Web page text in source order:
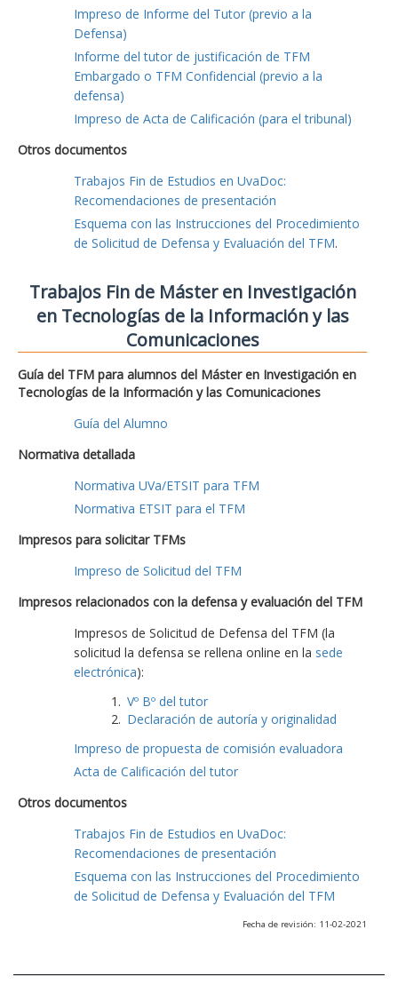
Impreso de Informe del Tutor (previo a la
Defensa)
Informe del tutor de justificación de TFM
Embargado o TFM Confidencial (previo a la
defensa)
Impreso de Acta de Calificación (para el tribunal)
Otros documentos
Trabajos Fin de Estudios en UvaDoc:
Recomendaciones de presentación
Esquema con las Instrucciones del Procedimiento
de Solicitud de Defensa y Evaluación del TFM.
Trabajos Fin de Máster en Investigación
en Tecnologías de la Información y las
Comunicaciones
Guía del TFM para alumnos del Máster en Investigación en
Tecnologías de la Información y las Comunicaciones
Guía del Alumno
Normativa detallada
Normativa UVa/ETSIT para TFM
Normativa ETSIT para el TFM
Impresos para solicitar TFMs
Impreso de Solicitud del TFM
Impresos relacionados con la defensa y evaluación del TFM
Impresos de Solicitud de Defensa del TFM (la
solicitud la defensa se rellena online en la sede
electrónica):
Vº Bº del tutor
Declaración de autoría y originalidad
Impreso de propuesta de comisión evaluadora
Acta de Calificación del tutor
Otros documentos
Trabajos Fin de Estudios en UvaDoc:
Recomendaciones de presentación
Esquema con las Instrucciones del Procedimiento
de Solicitud de Defensa y Evaluación del TFM
Fecha de revisión: 11-02-2021